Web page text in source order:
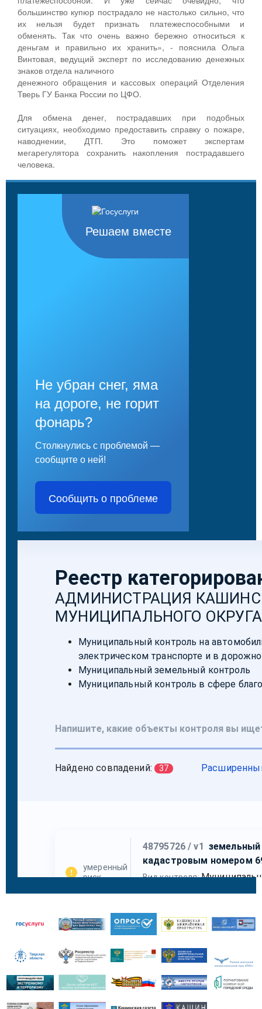
большинство купюр пострадало не настолько сильно, что
их нельзя будет признать платежеспособными и
обменять. Так что очень важно бережно относиться к
деньгам и правильно их хранить», - пояснила Ольга
Винтовая, ведущий эксперт по исследованию денежных
знаков отдела наличного
денежного обращения и кассовых операций Отделения
Тверь ГУ Банка России по ЦФО.
Для обмена денег, пострадавших при подобных
ситуациях, необходимо предоставить справку о пожаре,
наводнении, ДТП. Это поможет экспертам
мегарегулятора сохранить накопления пострадавшего
человека.
Решаем вместе
Не убран снег, яма
на дороге, не горит
фонарь?
Столкнулись с проблемой —
сообщите о ней!
Сообщить о проблеме